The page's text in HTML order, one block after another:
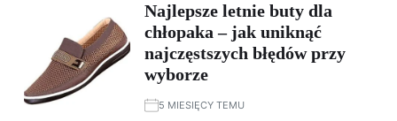
Najlepsze letnie buty dla
chłopaka – jak uniknąć
najczęstszych błędów przy
wyborze
5 MIESIĘCY TEMU